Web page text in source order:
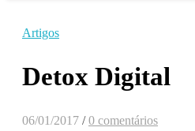
Artigos
Detox Digital
06/01/2017 / 0 comentários